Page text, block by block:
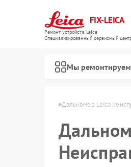
FIX-LEICA
Ремонт устройств Leica
Специализированный cервисный
Мы ремонтируем
Дальномер Leica